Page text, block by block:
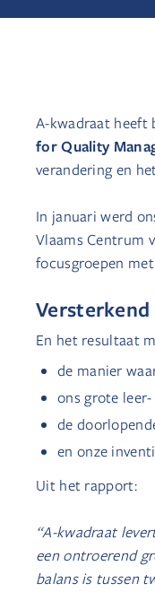
A-kwadraat heeft
for Quality
verandering en
In januari werd
Vlaams Centrum
focusgroepen
En het resultaat
de manier
ons grote leer-
de
en onze
Uit het rapport:
“A-kwadraat
een ontroerend
balans is tussen